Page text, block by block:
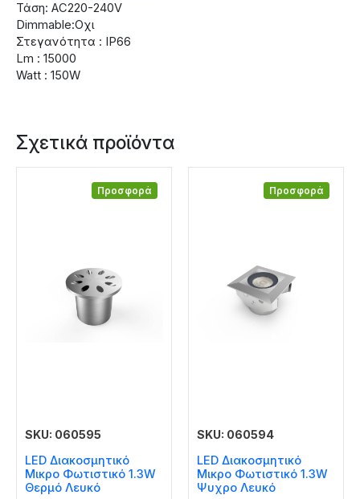
Τάση: AC220-240V
Dimmable:Οχι
Στεγανότητα : IP66
Lm : 15000
Watt : 150W
Σχετικά προϊόντα
Προσφορά
SKU: 060595
LED Διακοσμητικό
Μικρο Φωτιστικό 1.3W
Θερμό Λευκό
Προσφορά
SKU: 060594
LED Διακοσμητικό
Μικρο Φωτιστικό 1.3W
Ψυχρο Λευκό